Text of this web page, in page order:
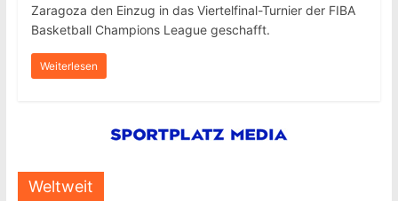
Zaragoza den Einzug in das Viertelfinal-Turnier der FIBA
Basketball Champions League geschafft.
Weiterlesen
Weltweit